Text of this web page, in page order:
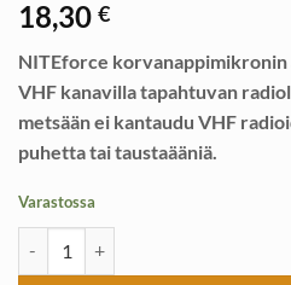
18,30 €
NITEforce
VHF kanavilla tapahtuvan
metsään ei kantaudu VHF
puhetta tai taustaääniä.
Varastossa